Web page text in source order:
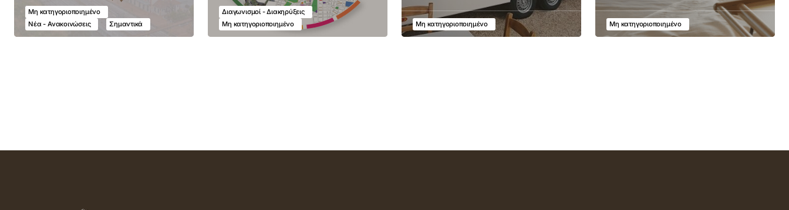
Μη κατηγοριοποιημένο
Νέα - Ανακοινώσεις
Σημαντικά
Διαγωνισμοί - Διακηρύξεις
Μη κατηγοριοποιημένο
Μη κατηγοριοποιημένο Μη κατηγοριοποιημένο